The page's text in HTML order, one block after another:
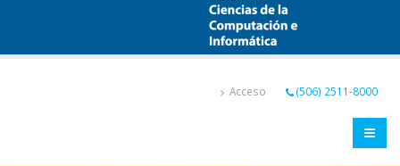
Acceso (506) 2511-8000